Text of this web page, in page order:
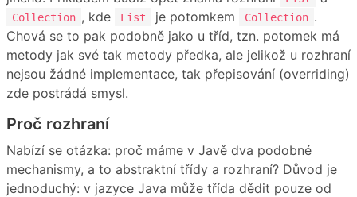
Collection , kde List je potomkem Collection .
Chová se to pak podobně jako u tříd, tzn. potomek má
metody jak své tak metody předka, ale jelikož u rozhraní
nejsou žádné implementace, tak přepisování (overriding)
zde postrádá smysl.
Proč rozhraní
Nabízí se otázka: proč máme v Javě dva podobné
mechanismy, a to abstraktní třídy a rozhraní? Důvod je
jednoduchý: v jazyce Java může třída dědit pouze od